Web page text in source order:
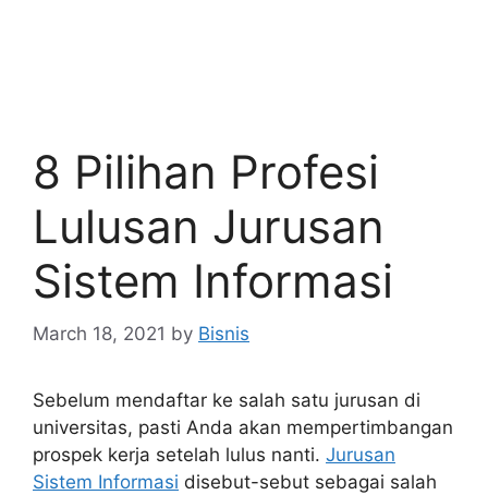
8 Pilihan Profesi
Lulusan Jurusan
Sistem Informasi
March 18, 2021 by Bisnis
Sebelum mendaftar ke salah satu jurusan di
universitas, pasti Anda akan mempertimbangan
prospek kerja setelah lulus nanti. Jurusan
Sistem Informasi disebut-sebut sebagai salah